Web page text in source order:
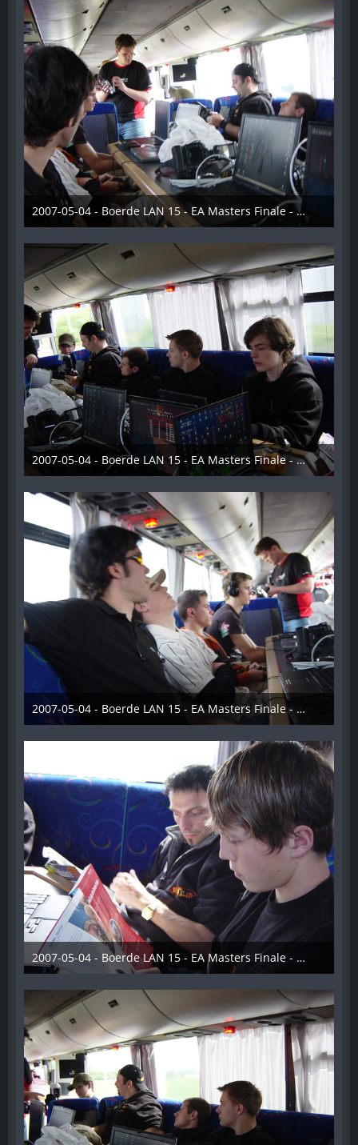
2007-05-04 - Boerde LAN 15 - EA Masters Finale - 002
28. Dezember 2012
2007-05-04 - Boerde LAN 15 - EA Masters Finale - 003
28. Dezember 2012
2007-05-04 - Boerde LAN 15 - EA Masters Finale - 004
28. Dezember 2012
2007-05-04 - Boerde LAN 15 - EA Masters Finale - 005
28. Dezember 2012